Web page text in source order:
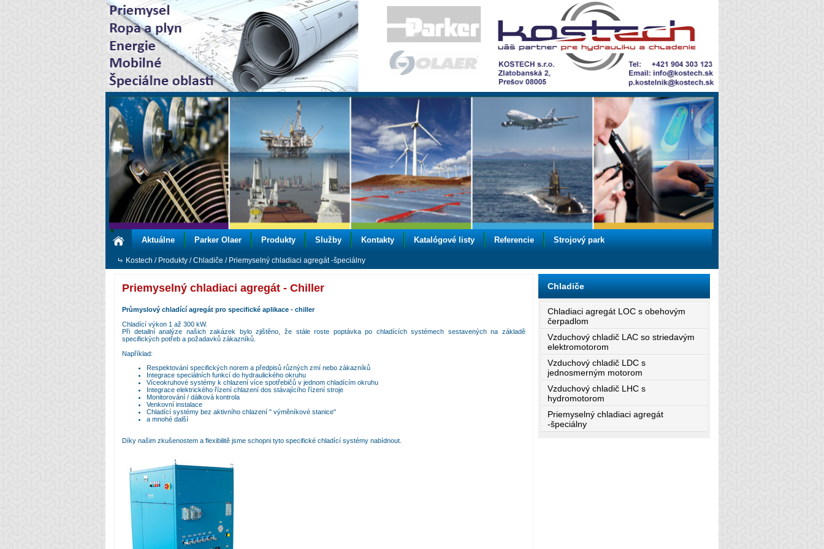
Aktuálne Parker Olaer Produkty Služby Kontakty Katalógové listy Referencie Strojový park
Kostech / Produkty /Chladiče / Priemyselný chladiaci agregát -špeciálny
Priemyselný chladiaci agregát - Chiller
Průmyslový chladící agregát pro specifické aplikace - chiller
Chladící výkon 1 až 300 kW.
Při detailní analýze našich zakázek bylo zjištěno, že stále roste poptávka po chladících systémech sestavených na základě
specifických potřeb a požadavků zákazníků.
Například:
Respektování specifických norem a předpisů různých zmí nebo zákazníků
Integrace speciálních funkcí do hydraulického okruhu
Víceokruhové systémy k chlazení více spotřebičů v jednom chladícím okruhu
Integrace elektrického řízení chlazení dos stávajícího řízení stroje
Monitorování / dálková kontrola
Venkovní instalace
Chladící systémy bez aktivního chlazení " výměníkové stanice"
a mnohé další
Díky našim zkušenostem a flexibilitě jsme schopni tyto specifické chladící systémy nabídnout.
Chladiče
Chladiaci agregát LOC s obehovým
čerpadlom
Vzduchový chladič LAC so striedavým
elektromotorom
Vzduchový chladič LDC s
jednosmerným motorom
Vzduchový chladič LHC s
hydromotorom
Priemyselný chladiaci agregát
-špeciálny